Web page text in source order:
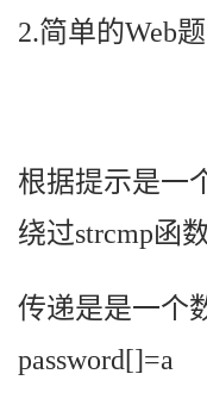
2.简单的Web题
根据提示是一
绕过strcmp函
传递是是一个
password[]=a